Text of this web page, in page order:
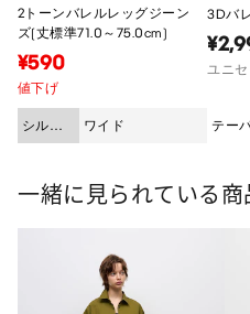
2トーンバレルレッグジーン
ズ(丈標準71.0～75.0cm)
¥590
値下げ
シルエ
ット
ワイド
3Dバ
ユニ
テー
一緒に見られている商